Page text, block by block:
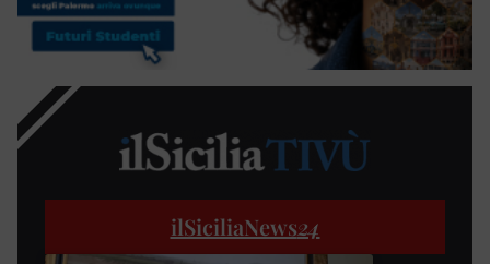
ilSiciliaNews24